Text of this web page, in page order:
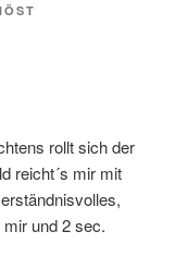
rollt sich der
reicht´s mir mit
und 2 sec.